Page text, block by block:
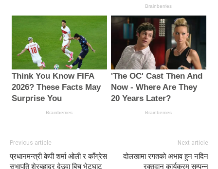
Previous article
प्रधानमन्त्री केपी शर्मा ओली र काँग्रेस
सभापति शेरबहादुर देउवा बिच भेटघाट
Next article
दोलखामा रगतको अभाव हुन नदिन
रक्तदान कार्यक्रम सम्पन्न